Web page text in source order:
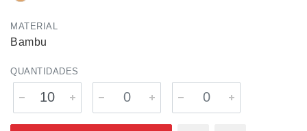
MATERIAL
Bambu
QUANTIDADES